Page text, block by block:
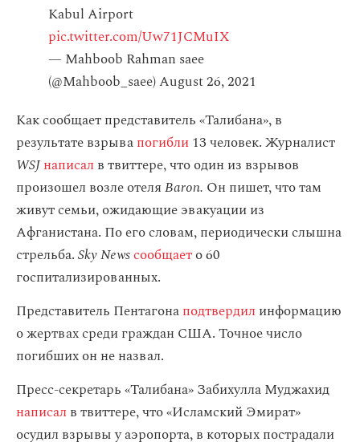
Kabul Airport
pic.twitter.com/Uw71JCMuIX
— Mahboob Rahman saee
(@Mahboob_saee)August 26, 2021
Как сообщает представитель «Талибана», в
результате взрывапогибли13 человек. Журналист
WSJнаписал в твиттере, что один из взрывов
произошел возле отеляBaron. Он пишет, что там
живут семьи, ожидающие эвакуации из
Афганистана. По его словам, периодически слышна
стрельба.Sky Newsсообщаето 60
госпитализированных.
Представитель Пентагонаподтвердил информацию
о жертвах среди граждан США. Точное число
погибших он не назвал.
Пресс-секретарь «Талибана» Забихулла Муджахид
написал в твиттере, что «Исламский Эмират»
осудил взрывы у аэропорта, в которых пострадали